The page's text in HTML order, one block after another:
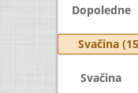
Dopoledne
Svačina
Svačina